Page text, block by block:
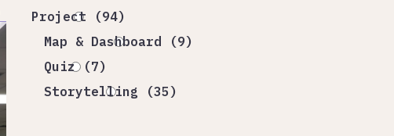
Project (94)
Map & Dashboard (9)
Quiz (7)
Storytelling (35)